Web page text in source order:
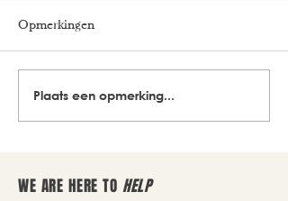
Opmerkingen
Plaats een opmerking...
WE ARE HERE TO HELP